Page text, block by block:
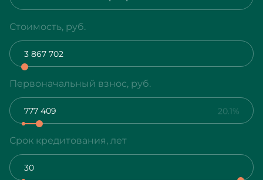
Стоимость, руб.
Первоначальный взнос, руб.
20.1%
Срок кредитования, лет